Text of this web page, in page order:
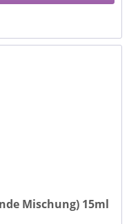
Mischung) 15ml